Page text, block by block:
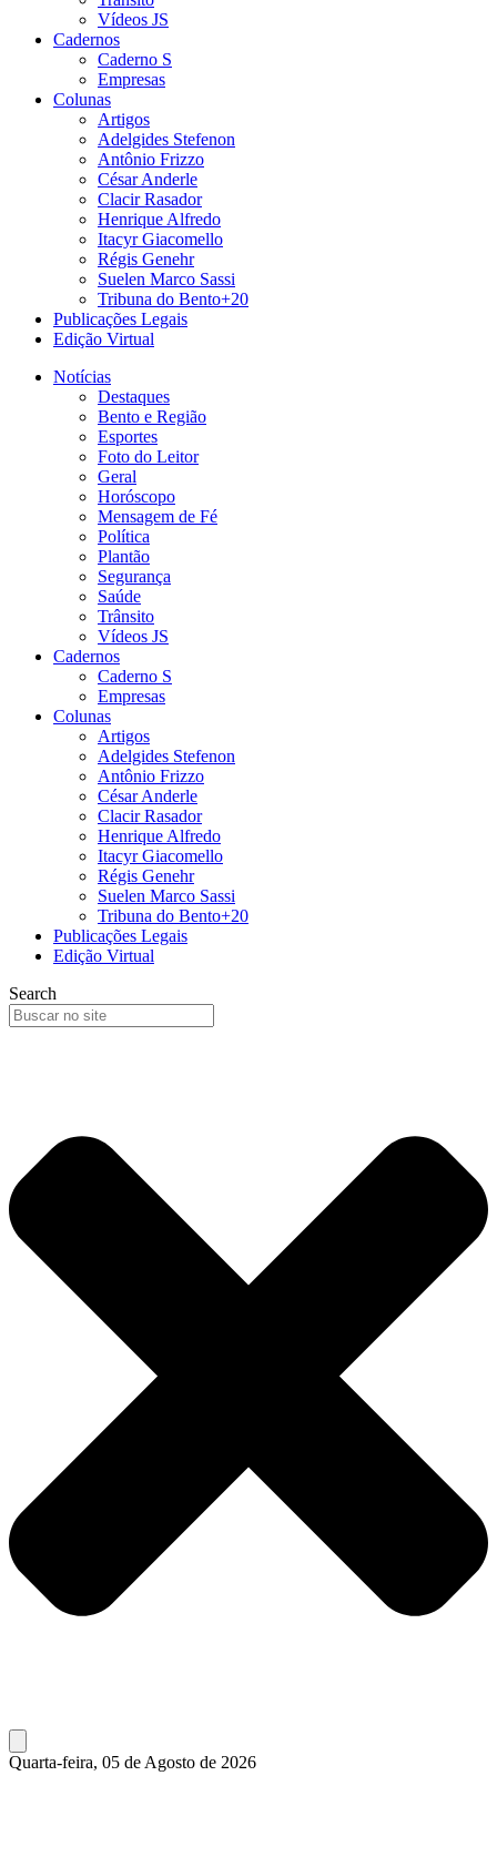
Vídeos JS
Cadernos
Caderno S
Empresas
Colunas
Artigos
Adelgides Stefenon
Antônio Frizzo
César Anderle
Clacir Rasador
Henrique Alfredo
Itacyr Giacomello
Régis Genehr
Suelen Marco Sassi
Tribuna do Bento+20
Publicações Legais
Edição Virtual
Notícias
Destaques
Bento e Região
Esportes
Foto do Leitor
Geral
Horóscopo
Mensagem de Fé
Política
Plantão
Segurança
Saúde
Trânsito
Vídeos JS
Cadernos
Caderno S
Empresas
Colunas
Artigos
Adelgides Stefenon
Antônio Frizzo
César Anderle
Clacir Rasador
Henrique Alfredo
Itacyr Giacomello
Régis Genehr
Suelen Marco Sassi
Tribuna do Bento+20
Publicações Legais
Edição Virtual
Search
Quarta-feira, 05 de Agosto de 2026